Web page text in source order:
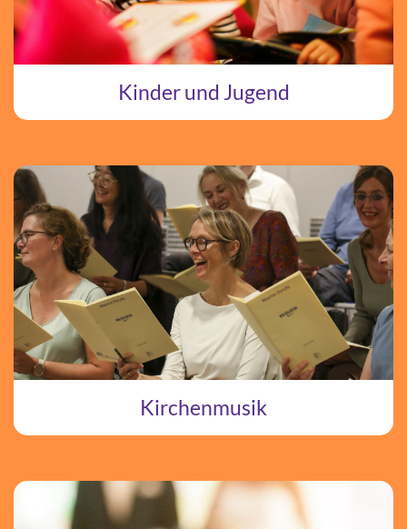
Kinder und Jugend
Kirchenmusik